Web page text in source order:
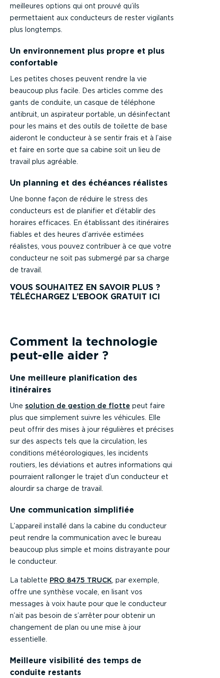
meilleures options qui ont prouvé qu’ils
permettaient aux conducteurs de rester vigilants
plus longtemps.
Un environnement plus propre et plus
confortable
Les petites choses peuvent rendre la vie
beaucoup plus facile. Des articles comme des
gants de conduite, un casque de téléphone
antibruit, un aspirateur portable, un désinfectant
pour les mains et des outils de toilette de base
aideront le conducteur à se sentir frais et à l’aise
et faire en sorte que sa cabine soit un lieu de
travail plus agréable.
Un planning et des échéances réalistes
Une bonne façon de réduire le stress des
conducteurs est de planifier et d’établir des
horaires efficaces. En établissant des itinéraires
fiables et des heures d’arrivée estimées
réalistes, vous pouvez contribuer à ce que votre
conducteur ne soit pas submergé par sa charge
de travail.
VOUS SOUHAITEZ EN SAVOIR PLUS ?
TÉLÉCHARGEZ L’EBOOK GRATUIT ICI
Comment la technologie
peut-elle aider ?
Une meilleure planification des
itinéraires
Une solution de gestion de flotte peut faire
plus que simplement suivre les véhicules. Elle
peut offrir des mises à jour régulières et précises
sur des aspects tels que la circulation, les
conditions météorologiques, les incidents
routiers, les déviations et autres informations qui
pourraient rallonger le trajet d’un conducteur et
alourdir sa charge de travail.
Une communication simplifiée
L’appareil installé dans la cabine du conducteur
peut rendre la communication avec le bureau
beaucoup plus simple et moins distrayante pour
le conducteur.
La tablette PRO 8475 TRUCK, par exemple,
offre une synthèse vocale, en lisant vos
messages à voix haute pour que le conducteur
n’ait pas besoin de s’arrêter pour obtenir un
changement de plan ou une mise à jour
essentielle.
Meilleure visibilité des temps de
conduite restants